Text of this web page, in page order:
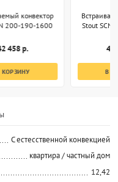
конвектор
200-190-1600
458 р.
КОРЗИНУ
Stout
49
В
C естесственной конвекцией
квартира / частный дом
12,42